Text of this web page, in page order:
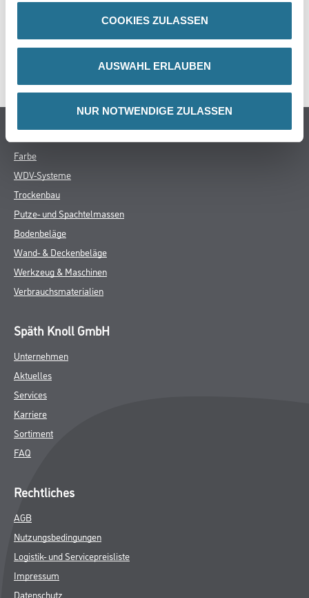
COOKIES ZULASSEN
AUSWAHL ERLAUBEN
NUR NOTWENDIGE ZULASSEN
GEFAHRENHINWEISE
Online-Shop
Farbe
WDV-Systeme
Trockenbau
Putze- und Spachtelmassen
Bodenbeläge
Wand- & Deckenbeläge
Werkzeug & Maschinen
Verbrauchsmaterialien
Späth Knoll GmbH
Unternehmen
Aktuelles
Services
Karriere
Sortiment
FAQ
Rechtliches
AGB
Nutzungsbedingungen
Logistik- und Servicepreisliste
Impressum
Datenschutz